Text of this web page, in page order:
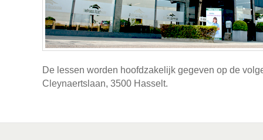
De lessen worden hoofdzakelijk gegeven op de
Cleynaertslaan, 3500 Hasselt.